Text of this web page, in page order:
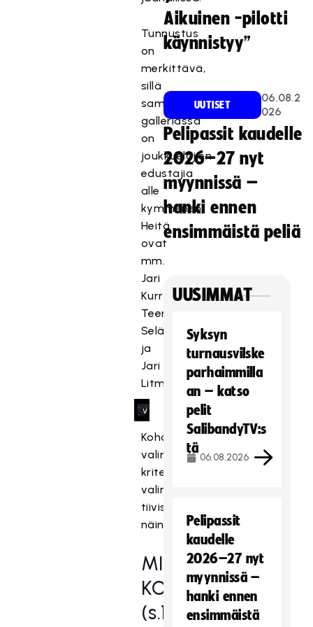
Tunnustus
on
merkittävä,
sillä
samaisessa
galleriassa
on
joukkuelajien
edustajia
alle
kymmenen.
Heitä
ovat
mm.
Jari
Kurri,
Teemu
Selänne
ja
Jari
Litmanen.
ä
i
s
ä
l
t
ö
o
n
t
t
y
,
k
o
s
k
a
s
v
a
t
ii
m
a
r
k
i
n
o
i
Kohosen
valinnan
kriteerit
valintaraati
tiivistää
näin:
MIKA
KOHONEN
(s.1977)
Aikuinen -pilotti
käynnistyy”
UUTISET
06.08.2
026
Pelipassit kaudelle
2026–27 nyt
myynnissä –
hanki ennen
ensimmäistä peliä
UUSIMMAT
Syksyn
turnausvilske
parhaimmilla
an – katso
pelit
SalibandyTV:s
tä
06.08.2026
Pelipassit
kaudelle
2026–27 nyt
myynnissä –
hanki ennen
ensimmäistä